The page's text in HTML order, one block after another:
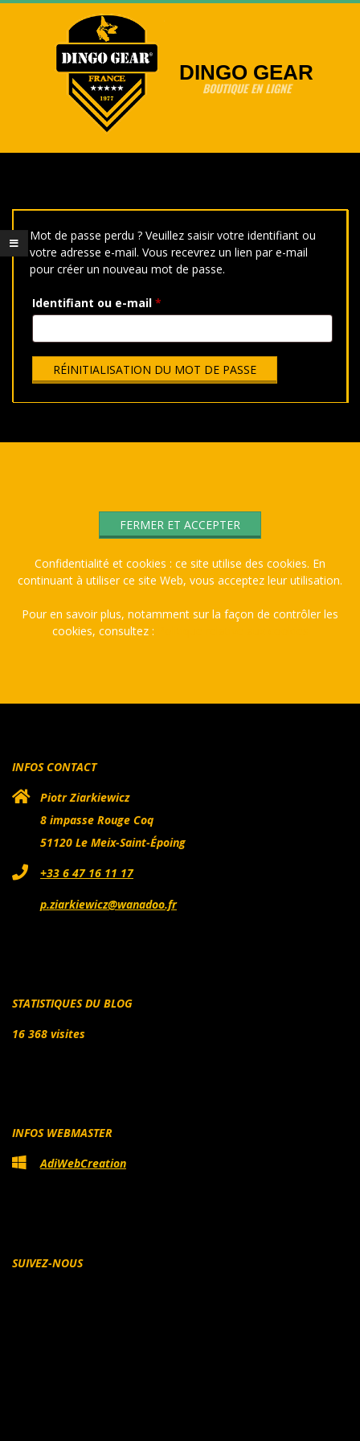
Skip
DINGO GEAR
BOUTIQUE EN LIGNE
Mot de passe perdu ? Veuillez saisir votre identifiant ou
votre adresse e-mail. Vous recevrez un lien par e-mail
pour créer un nouveau mot de passe.
Identifiant ou e-mail *
RÉINITIALISATION DU MOT DE PASSE
09-
Confidentialité et cookies : ce site utilise des cookies. En
continuant à utiliser ce site Web, vous acceptez leur utilisation.
Pour en savoir plus, notamment sur la façon de contrôler les
cookies, consultez :
INFOS CONTACT
Piotr Ziarkiewicz
8 impasse Rouge Coq
51120 Le Meix-Saint-Époing
+33 6 47 16 11 17
p.ziarkiewicz@wanadoo.fr
STATISTIQUES DU BLOG
16 368 visites
INFOS WEBMASTER
AdiWebCreation
SUIVEZ-NOUS